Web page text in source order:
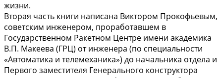
жизни.
Вторая часть книги написана Виктором Прокофьевым,
советским инженером, проработавшем в
Государственном Ракетном Центре имени академика
В.П. Макеева (ГРЦ) от инженера (по специальности
«Автоматика и телемеханика») до начальника отдела и
Первого заместителя Генерального конструктора